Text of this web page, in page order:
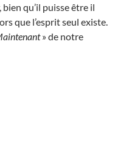
qu’il puisse être il
que l’esprit seul existe.
» de notre